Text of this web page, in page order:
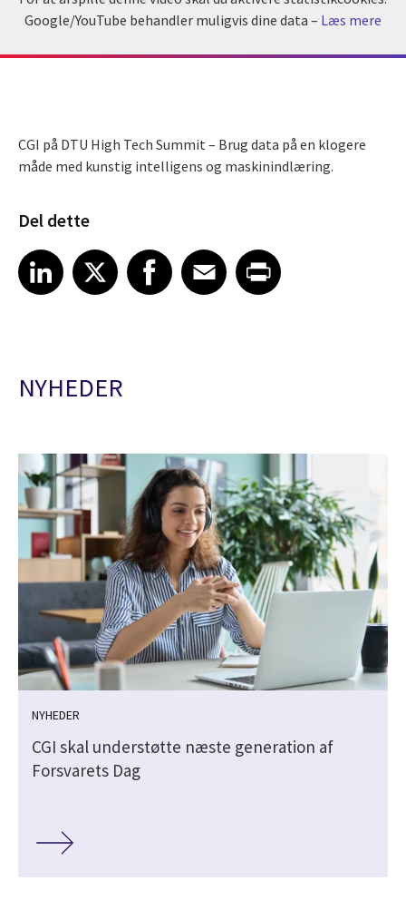
Google/YouTube behandler muligvis dine data – Læs mere
CGI på DTU High Tech Summit – Brug data på en klogere
måde med kunstig intelligens og maskinindlæring.
Del dette
Share article on LinkedIn
LinkedIn
Share article on XShare article on Facebook
Facebook
Share article on Email
EmailShare article on Print
NYHEDER
NYHEDER
CGI skal understøtte næste generation af
Forsvarets Dag